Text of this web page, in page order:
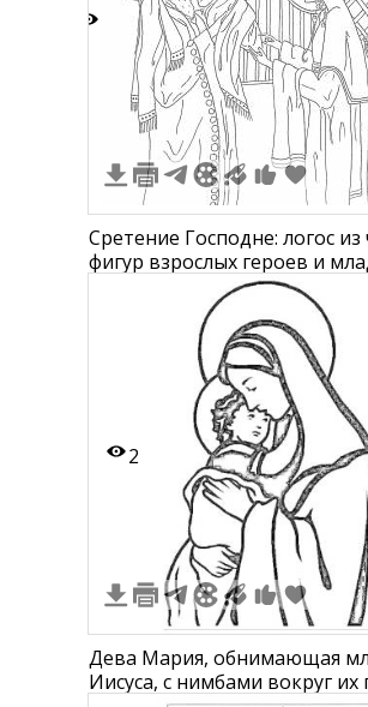
Сретение Господне: логос
фигур взрослых героев и
нимбами на фоне церковного
2
Дева Мария, обнимающая
Иисуса, с нимбами вокруг их